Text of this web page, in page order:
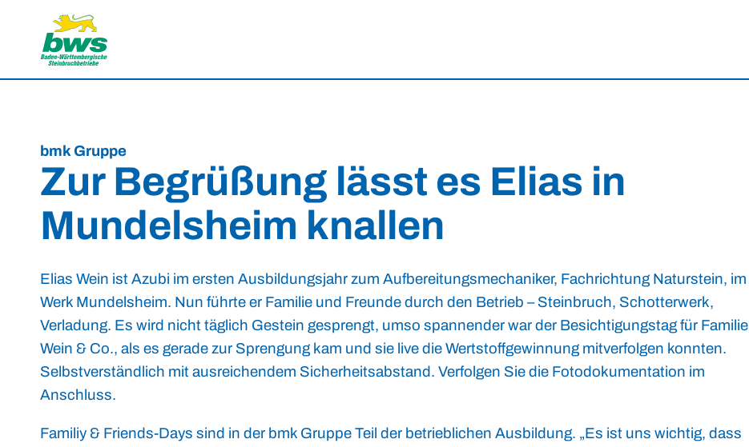
bmk Gruppe
Zur Begrüßung lässt es Elias in
Mundelsheim knallen
Elias Wein ist Azubi im ersten Ausbildungsjahr zum Aufbereitungsmechaniker, Fachrichtung Naturstein, im
Werk Mundelsheim. Nun führte er Familie und Freunde durch den Betrieb – Steinbruch, Schotterwerk,
Verladung. Es wird nicht täglich Gestein gesprengt, umso spannender war der Besichtigungstag für Familie
Wein & Co., als es gerade zur Sprengung kam und sie live die Wertstoffgewinnung mitverfolgen konnten.
Selbstverständlich mit ausreichendem Sicherheitsabstand. Verfolgen Sie die Fotodokumentation im
Anschluss.
Familiy & Friends-Days sind in der bmk Gruppe Teil der betrieblichen Ausbildung. „Es ist uns wichtig, dass